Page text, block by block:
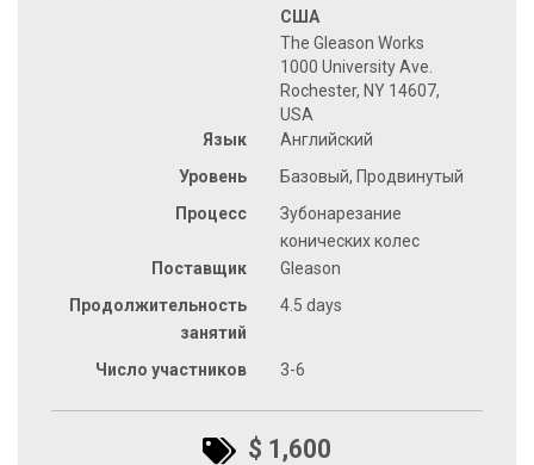
США
The Gleason Works
1000 University Ave.
Rochester, NY 14607,
USA
Язык
Английский
Уровень
Базовый, Продвинутый
Процесс
Зубонарезание
конических колес
Поставщик
Gleason
Продолжительность
занятий
4.5 days
Число участников 3-6
$ 1,600